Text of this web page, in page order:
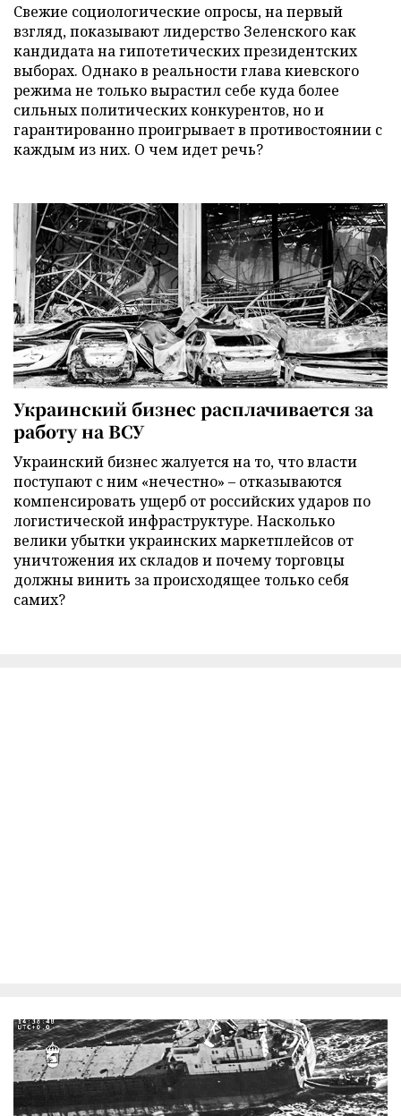
Свежие социологические опросы, на первый
взгляд, показывают лидерство Зеленского как
кандидата на гипотетических президентских
выборах. Однако в реальности глава киевского
режима не только вырастил себе куда более
сильных политических конкурентов, но и
гарантированно проигрывает в противостоянии с
каждым из них. О чем идет речь?
Украинский бизнес расплачивается за
работу на ВСУ
Украинский бизнес жалуется на то, что власти
поступают с ним «нечестно» – отказываются
компенсировать ущерб от российских ударов по
логистической инфраструктуре. Насколько
велики убытки украинских маркетплейсов от
уничтожения их складов и почему торговцы
должны винить за происходящее только себя
самих?